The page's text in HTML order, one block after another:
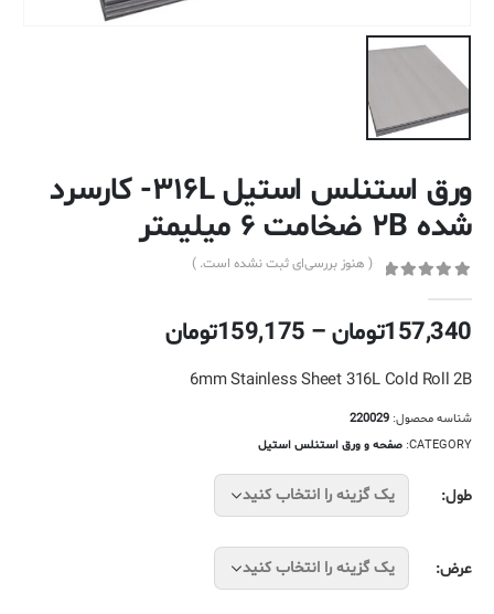
ورق استنلس استیل ۳۱۶L- کارسرد
شده ۲B ضخامت ۶ میلیمتر
( هنوز بررسی‌ای ثبت نشده است. )
157,340تومان –
159,175تومانمحدوده
6mm Stainless Sheet 316L Cold Roll 2B
شناسه محصول: 220029
CATEGORY: صفحه و ورق استنلس استیل
طول
عرض